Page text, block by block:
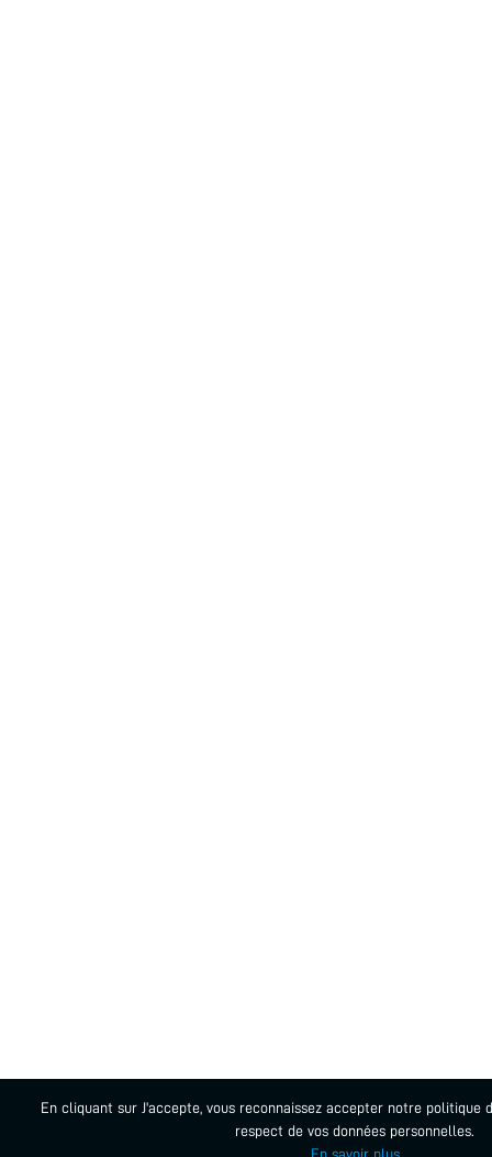
En cliquant sur J'accepte, vous reconnaissez accepter notre
respect de vos données personnelles.
En savoir plus